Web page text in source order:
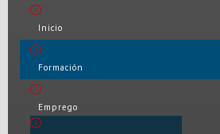
Inicio
Formación
Emprego